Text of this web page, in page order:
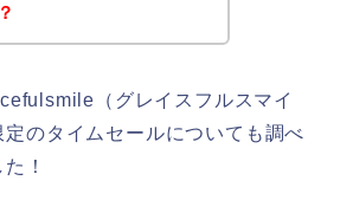
（グレイスフルスマイ
のタイムセールについても調べ
！